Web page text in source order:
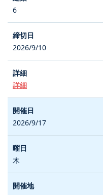
6
2026/9/10
詳細
2026/9/17
木